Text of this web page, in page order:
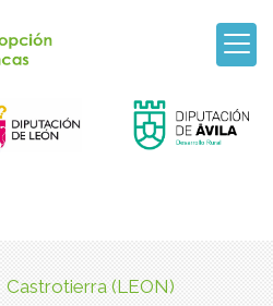
Castrotierra (LEON)